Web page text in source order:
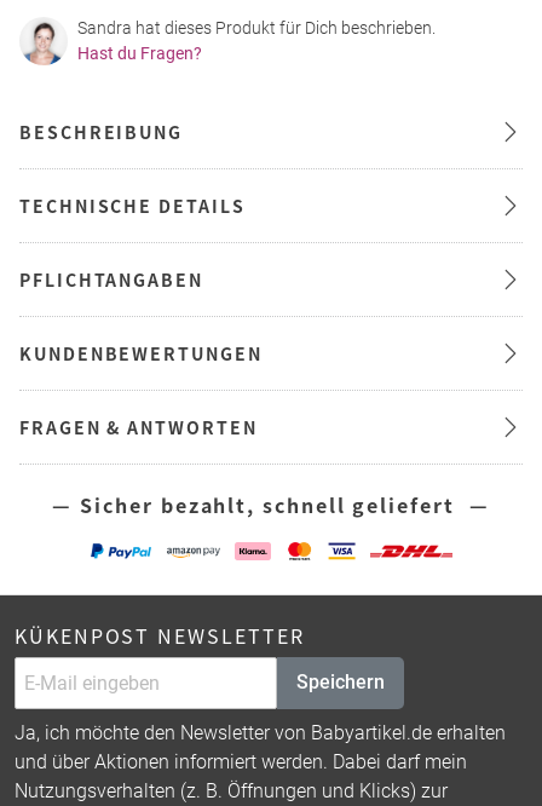
Sandra hat dieses Produkt für Dich beschrieben.
Hast du Fragen?
BESCHREIBUNG
TECHNISCHE DETAILS
PFLICHTANGABEN
KUNDENBEWERTUNGEN
FRAGEN & ANTWORTEN
— Sicher bezahlt, schnell geliefert —
KÜKENPOST NEWSLETTER
Speichern
Ja, ich möchte den Newsletter von Babyartikel.de erhalten
und über Aktionen informiert werden. Dabei darf mein
Nutzungsverhalten (z. B. Öffnungen und Klicks) zur